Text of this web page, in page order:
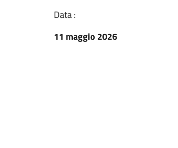
Data :
11 maggio 2026